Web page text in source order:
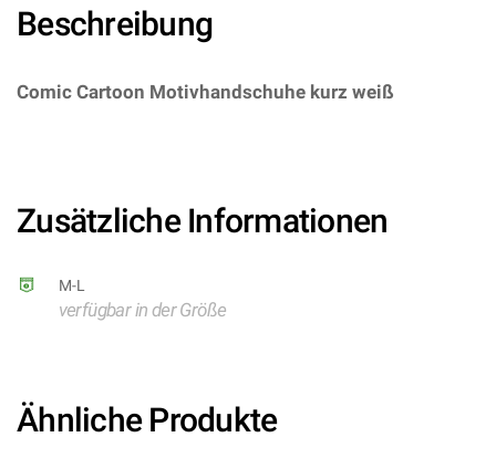
Beschreibung
Comic Cartoon Motivhandschuhe kurz weiß
Zusätzliche Informationen
M-L
verfügbar in der Größe
Ähnliche Produkte